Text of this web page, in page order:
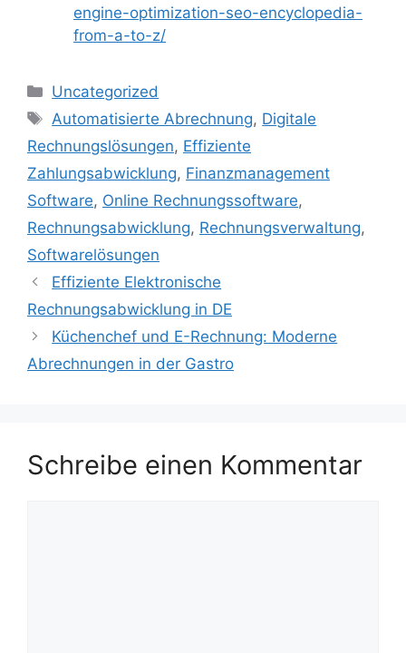
engine-optimization-seo-encyclopedia-
from-a-to-z/
Kategorien
Uncategorized
Schlagwörter
Automatisierte Abrechnung, Digitale
Rechnungslösungen, Effiziente
Zahlungsabwicklung, Finanzmanagement
Software, Online Rechnungssoftware,
Rechnungsabwicklung, Rechnungsverwaltung,
Softwarelösungen
Effiziente Elektronische
Rechnungsabwicklung in DE
Küchenchef und E-Rechnung: Moderne
Abrechnungen in der Gastro
Schreibe einen Kommentar